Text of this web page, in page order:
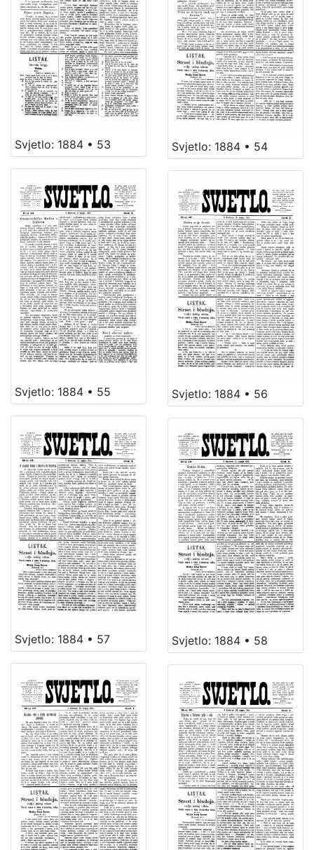
Svjetlo: 1884 • 53 Svjetlo: 1884 • 54
Svjetlo: 1884 • 55 Svjetlo: 1884 • 56
Svjetlo: 1884 • 57 Svjetlo: 1884 • 58